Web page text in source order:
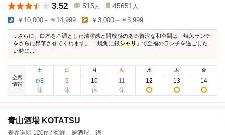
3.52 515 人 45651 人
￥10,000～￥14,999 ￥3,000～￥3,999
...さらに、白木を基調とした清潔感と開放感のある贅沢な和空間は、焼魚ランチ
をさらに昇華させてくれます。 「焼魚に銀シャリ 」で至福のランチを過ごした
い時に...
空席
情報
土
8/8
日
9
月
10
火
11
水
12
木
13
金
14
青山酒場 KOTATSU
表参道駅 120m / 海鮮、居酒屋、鍋